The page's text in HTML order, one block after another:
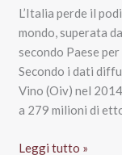
L’Italia perde il
mondo, superata
secondo Paese
Secondo i dati
Vino (Oiv) nel
a 279 milioni di
Vino,
Leggi tutto »